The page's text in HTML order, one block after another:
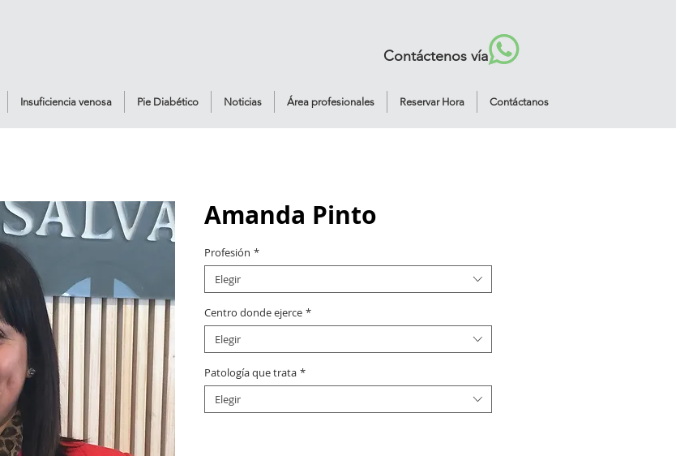
Contáctenos vía
Insuficiencia venosa Pie Diabético Noticias Área profesionales Reservar Hora Contáctanos
Amanda Pinto
Profesión *
Elegir
Centro donde ejerce *
Elegir
Patología que trata *
Elegir